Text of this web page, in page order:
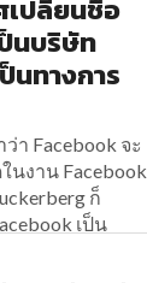
เปลี่ยนชื่อ
นบริษัท
นทางการ
Facebook จะ
งาน Facebook
ก็
เป็น